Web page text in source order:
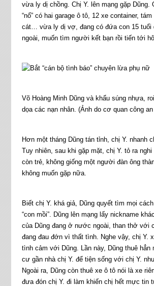
vừa ly dị chồng. Chị Y. lên mạng gặp Dũng.
“nổ” có hai garage ô tô, 12 xe container,
cát… vừa ly dị vợ, đang có đứa con 15 tuổi
ngoài, muốn tìm người kết bạn rồi tiến tới
Võ Hoàng Minh Dũng và khẩu súng nhựa,
dọa các nạn nhân. (Ảnh do cơ quan công
Hơn một tháng Dũng tán tỉnh, chị Y. nhanh
Tuy nhiên, sau khi gặp mặt, chị Y. tỏ ra
còn trẻ, không giống một người đàn ông
không muốn gặp nữa.
Biết chị Y. khá giả, Dũng quyết tìm mọi
“con mồi”. Dũng lên mạng lấy nickname
của Dũng đang ở nước ngoài, than thở với
đang đau đớn vì thất tình. Nghe vậy, chị Y.
tình cảm với Dũng. Lần này, Dũng thuê hẳn
cư gần nhà chị Y. để tiện sống với chị Y.
Ngoài ra, Dũng còn thuê xe ô tô nói là xe
đưa đón chị Y. đi làm khiến chị hết mực tin